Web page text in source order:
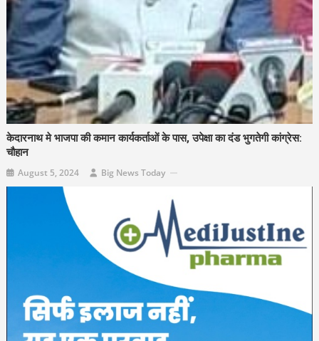
केदारनाथ मे भाजपा की कमान कार्यकर्ताओं के पास, उपेक्षा का दंड भुगतेगी कांग्रेस:
चौहान
August 5, 2024 Big News Today